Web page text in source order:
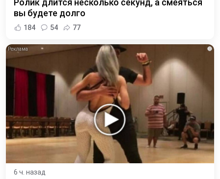
Ролик длится несколько секунд, а смеяться
вы будете долго
184 54 77
i
6 ч. назад